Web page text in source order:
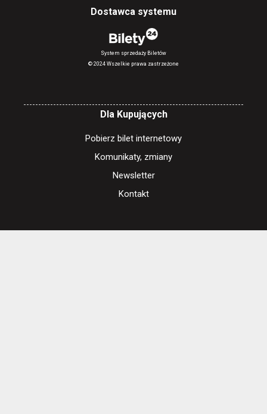
Dostawca systemu
System sprzedaży Biletów
© 2024 Wszelkie prawa zastrzeżone
Dla Kupujących
Pobierz bilet internetowy
Komunikaty, zmiany
Newsletter
Kontakt